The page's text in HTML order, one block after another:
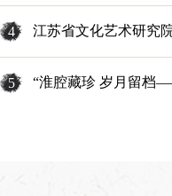
4 江苏省文化艺术研究
5 “淮腔藏珍 岁月留档
2026/03/30 江苏省